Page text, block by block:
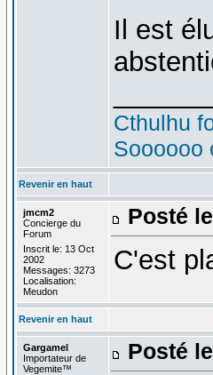
Il est
Cthulhu
Soooooo
Revenir en haut
jmcm2
Concierge du
Forum
Inscrit le: 13 Oct
2002
Messages: 3273
Localisation:
Meudon
Posté
C'est
Revenir en haut
Gargamel
Importateur de
Vegemite™
Posté